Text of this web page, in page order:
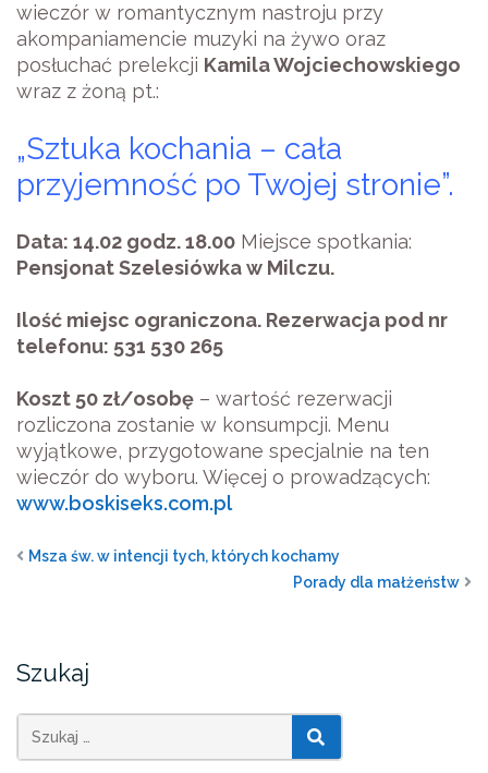
wieczór w romantycznym nastroju przy
akompaniamencie muzyki na żywo oraz
posłuchać prelekcji Kamila Wojciechowskiego
wraz z żoną pt.:
„Sztuka kochania – cała
przyjemność po Twojej stronie”.
Data: 14.02 godz. 18.00 Miejsce spotkania:
Pensjonat Szelesiówka w Milczu.
Ilość miejsc ograniczona. Rezerwacja pod nr
telefonu: 531 530 265
Koszt 50 zł/osobę – wartość rezerwacji
rozliczona zostanie w konsumpcji. Menu
wyjątkowe, przygotowane specjalnie na ten
wieczór do wyboru. Więcej o prowadzących:
www.boskiseks.com.pl
Msza św. w intencji tych, których kochamy
Porady dla małżeństw
Szukaj
SZUKAJ